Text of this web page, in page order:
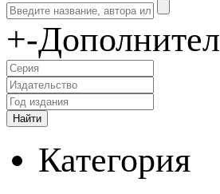
+-
Категория